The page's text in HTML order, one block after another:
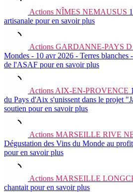
Actions NÎMES NEMAUSUS
artisanale pour en savoir plus
Actions GARDANNE-PAYS
Mondes - 10 avr 2026 - Terres
de l'ASAF pour en savoir plus
Actions AIX-EN-PROVENCE
du Pays d'Aix s'unissent dans le projet
soutien pour en savoir plus
Actions MARSEILLE RIVE
Dégustation des Vins du Monde au
pour en savoir plus
Actions MARSEILLE
chantait pour en savoir plus